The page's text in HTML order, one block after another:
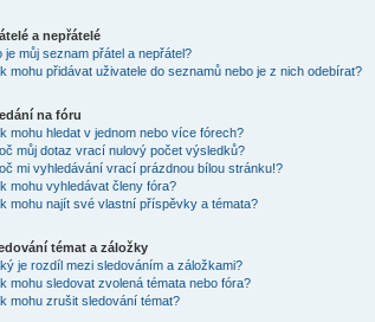
a nepřátelé
je můj seznam přátel a nepřátel?
mohu přidávat uživatele do seznamů nebo je z nich odebírat?
na fóru
mohu hledat v jednom nebo více fórech?
můj dotaz vrací nulový počet výsledků?
mi vyhledávání vrací prázdnou bílou stránku!?
mohu vyhledávat členy fóra?
mohu najít své vlastní příspěvky a témata?
témat a záložky
je rozdíl mezi sledováním a záložkami?
mohu sledovat zvolená témata nebo fóra?
mohu zrušit sledování témat?